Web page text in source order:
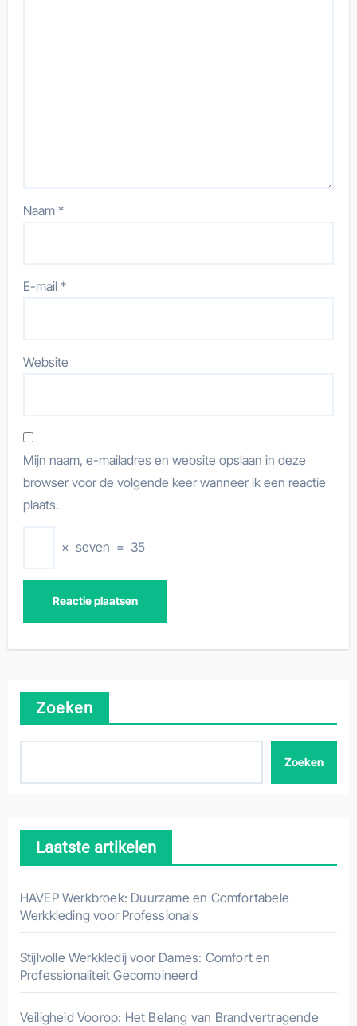
Naam*
E-mail*
Website
Mijn naam, e-mailadres en website opslaan in deze
browser voor de volgende keer wanneer ik een reactie
plaats.
× seven = 35
Zoeken
Zoeken
Laatste artikelen
HAVEP Werkbroek: Duurzame en Comfortabele
Werkkleding voor Professionals
Stijlvolle Werkkledij voor Dames: Comfort en
Professionaliteit Gecombineerd
Veiligheid Voorop: Het Belang van Brandvertragende